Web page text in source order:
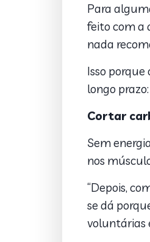
Para
feito com a
nada
Isso
longo prazo:
Cortar
Sem
nos
“Depois,
se dá
voluntárias